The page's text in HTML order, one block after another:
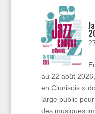
au 22 août
en Clunisois »
large public
des musiques